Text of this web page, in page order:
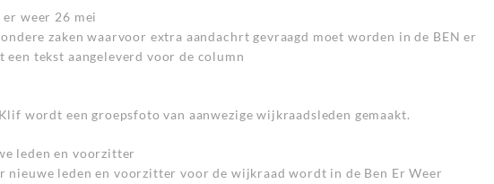
er weer 26 mei
zaken waarvoor extra aandachrt gevraagd moet worden in de BEN er
een tekst aangeleverd voor de column
wordt een groepsfoto van aanwezige wijkraadsleden gemaakt.
leden en voorzitter
nieuwe leden en voorzitter voor de wijkraad wordt in de Ben Er Weer